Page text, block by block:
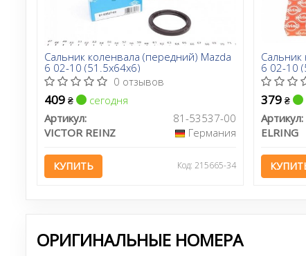
Сальник коленвала (передний) Mazda
6 02-10 (51.5x64x6)
0 отзывов
409 ₴
сегодня
Артикул:
81-53537-00
VICTOR REINZ
Германия
КУПИТЬ Код: 215665-34
Сальник
6 02-10
379 ₴
Артикул:
ELRING
ОРИГИНАЛЬНЫЕ НОМЕРА